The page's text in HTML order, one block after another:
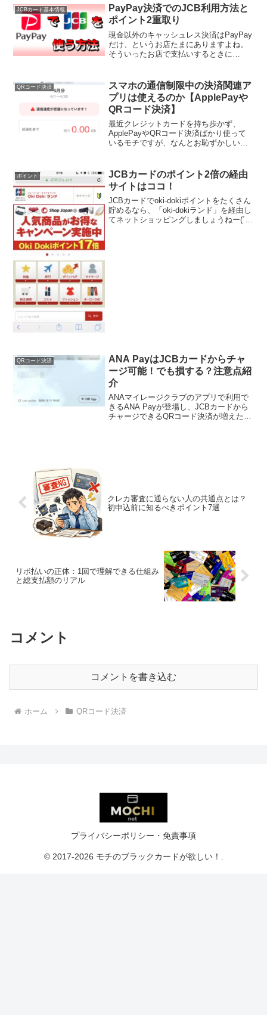
説します。
JCBカード基本情報
PayPay決済でのJCB利用方法と
ポイント2重取り
現金以外のキャッシュレス決済はPayPay
だけ、というお店たまにありますよね。
そういったお店で支払いするときに
ー」って残念になることないですか？先
日もこのようなツ...
QRコード決済
スマホの通信制限中の決済関連ア
プリは使えるのか【ApplePayや
QRコード決済】
最近クレジットカードを持ち歩かず、
ApplePayやQRコード決済ばかり使って
いるモチですが、なんとお恥ずかしいこ
くさいなー」なんて思ったのですが逆転
の発想で「もしか...
ポイント
JCBカードのポイント2倍の経由
サイトはココ！
JCBカードでoki-dokiポイントをたくさん
貯めるなら、「oki-dokiランド」を経由し
てネットショッピングしましょうねー(´∀
QRコード決済
ANA PayはJCBカードからチャ
ージ可能！でも損する？注意点紹
介
ANAマイレージクラブのアプリで利用で
きるANA Payが登場し、JCBカードから
チャージできるQRコード決済が増えた！
クレカ審査に通らない人の共通点とは？
初申込前に知るべきポイント7選
リボ払いの正体：1回で理解できる仕組み
と総支払額のリアル
コメント
コメントを書き込む
ホーム QRコード決済
プライバシーポリシー・免責事項
© 2017-2026 モチのブラックカードが欲しい！.